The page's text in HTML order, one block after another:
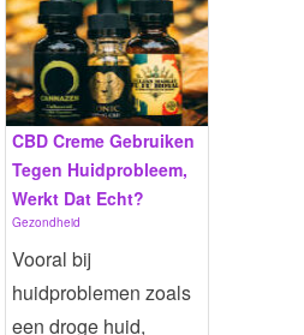
CBD Creme Gebruiken
Tegen Huidprobleem,
Werkt Dat Echt?
Gezondheid
Vooral bij
huidproblemen zoals
een droge huid,